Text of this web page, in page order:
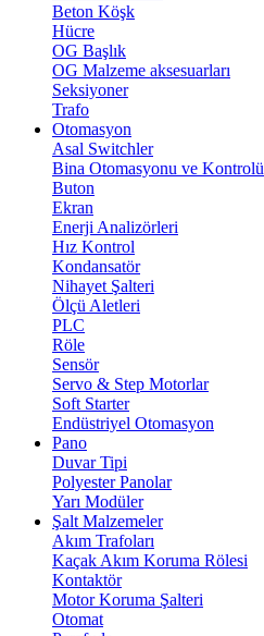
Beton Köşk
Hücre
OG Başlık
OG Malzeme aksesuarları
Seksiyoner
Trafo
Otomasyon
Asal Switchler
Bina Otomasyonu ve Kontrolü
Buton
Ekran
Enerji Analizörleri
Hız Kontrol
Kondansatör
Nihayet Şalteri
Ölçü Aletleri
PLC
Röle
Sensör
Servo & Step Motorlar
Soft Starter
Endüstriyel Otomasyon
Pano
Duvar Tipi
Polyester Panolar
Yarı Modüler
Şalt Malzemeler
Akım Trafoları
Kaçak Akım Koruma Rölesi
Kontaktör
Motor Koruma Şalteri
Otomat